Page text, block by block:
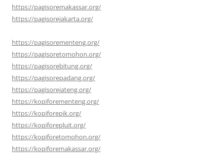
https://pagisoremakassar.org/
https://pagisorejakarta.org/
https://pagisorementeng.org/
https://pagisoretomohon.org/
https://pagisorebitung.org/
https://pagisorepadang.org/
https://pagisorejateng.org/
https://kopiforementeng.org/
https://kopiforepik.org/
https://kopiforepluit.org/
https://kopiforetomohon.org/
https://kopiforemakassar.org/